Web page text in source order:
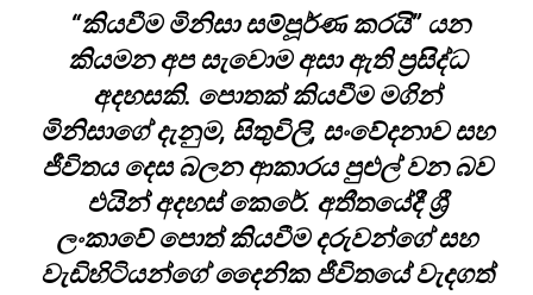
“කියවීම මිනිසා සම්පූර්ණ කරයි” යන
කියමන අප සැවොම අසා ඇති ප්‍රසිද්ධ
අදහසකි. පොතක් කියවීම මගින්
මිනිසාගේ දැනුම, සිතුවිලි, සංවේදනාව සහ
ජීවිතය දෙස බලන ආකාරය පුළුල් වන බව
එයින් අදහස් කෙරේ. අතීතයේදී ශ්‍රී
ලංකාවේ පොත් කියවීම දරුවන්ගේ සහ
වැඩිහිටියන්ගේ දෛනික ජීවිතයේ වැදගත්